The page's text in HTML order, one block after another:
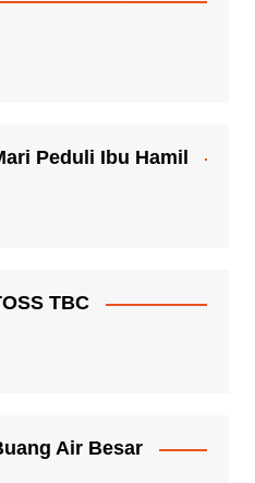
Peduli Ibu Hamil
TBC
Air Besar